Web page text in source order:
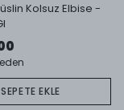
Kolsuz Elbise -
SEPETE EKLE